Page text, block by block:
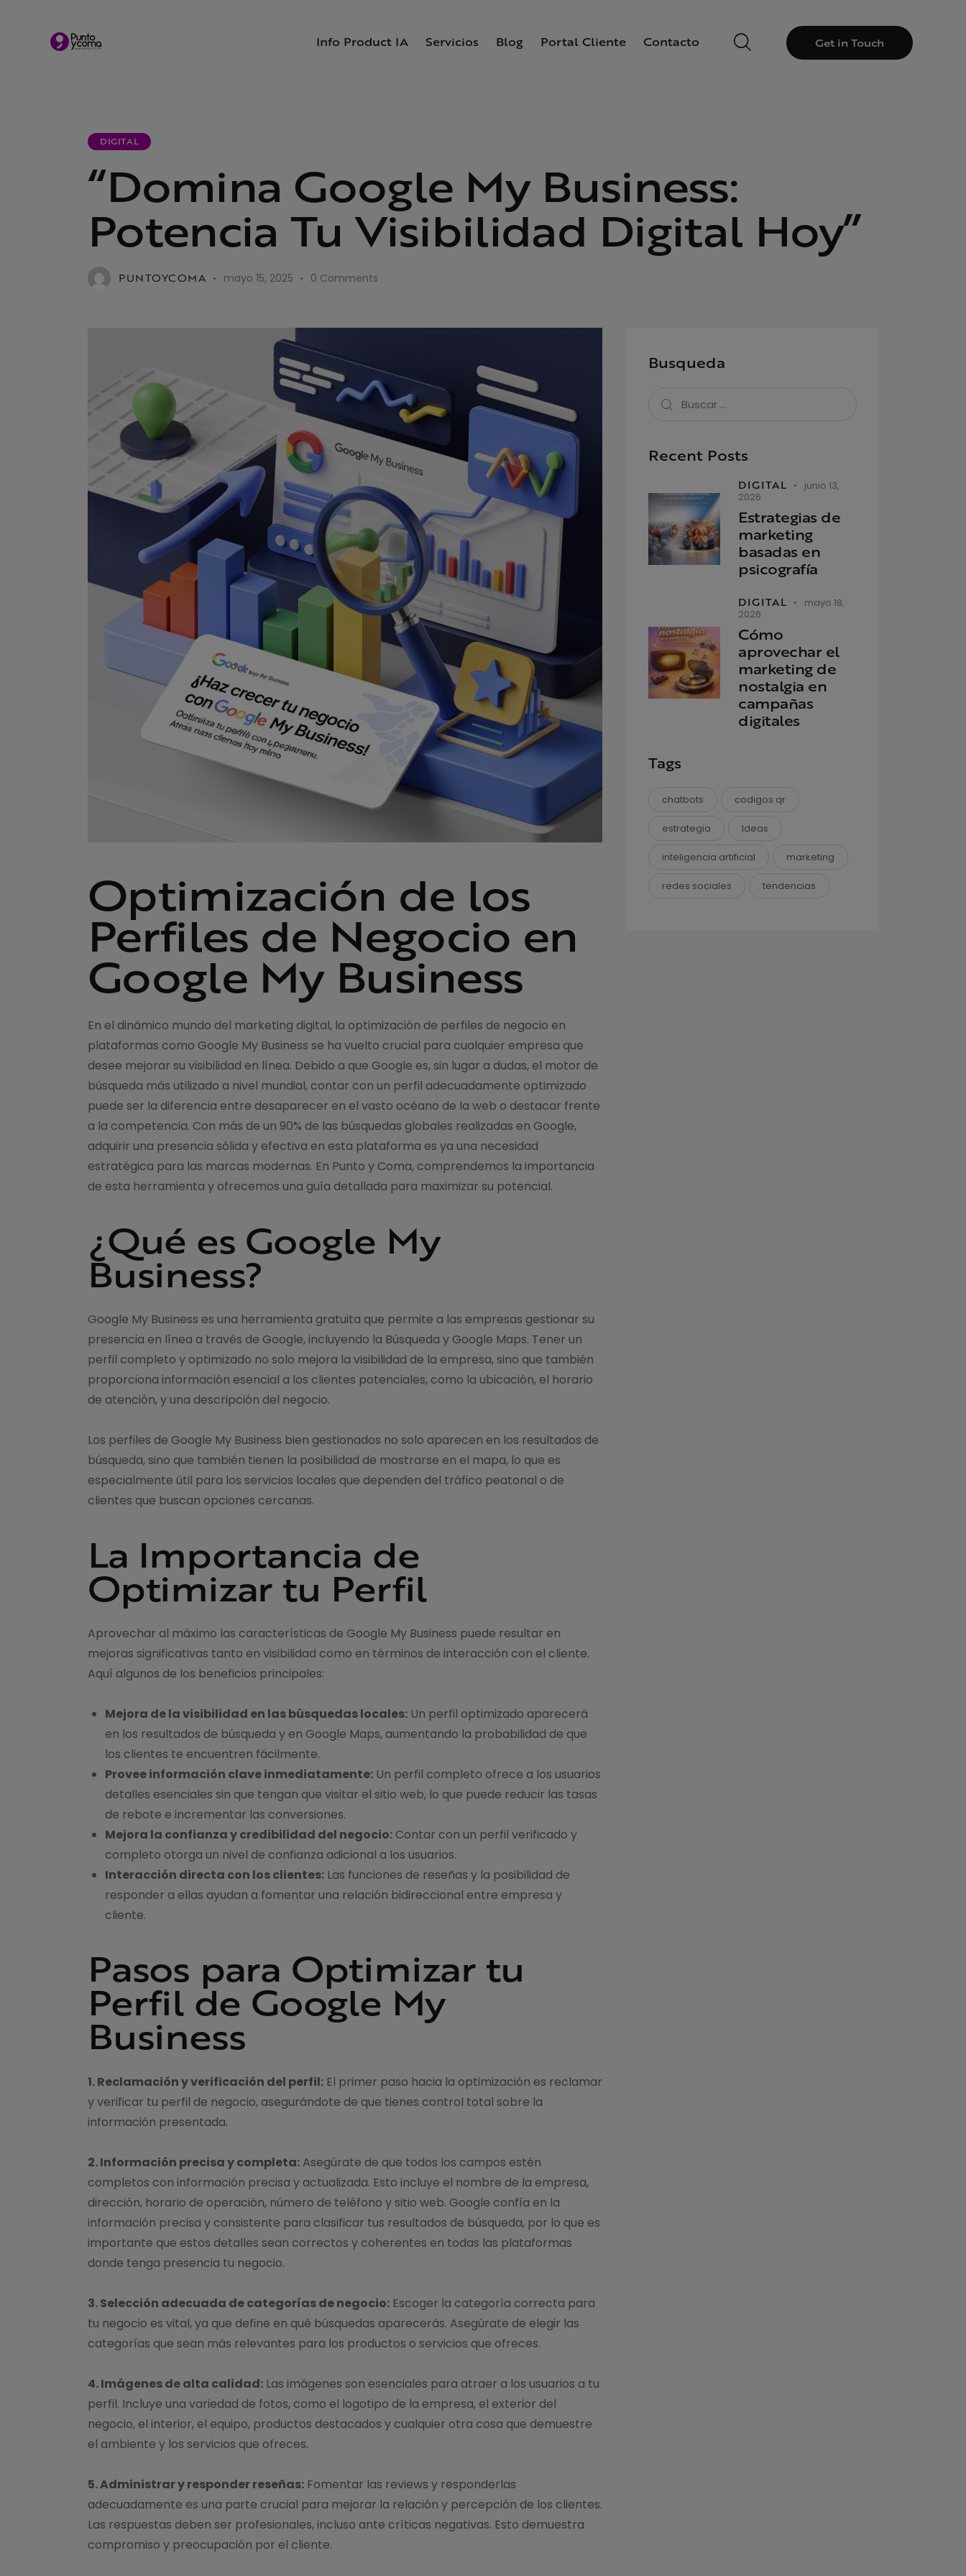
Info Product IA Servicios Blog Portal Cliente Contacto Get in Touch
DIGITAL
“Domina Google My Business:
Potencia Tu Visibilidad Digital Hoy”
PUNTOYCOMA mayo 15, 2025 0 Comments
Optimización de los
Perfiles de Negocio en
Google My Business
En el dinámico mundo del marketing digital, la optimización de perfiles de negocio en
plataformas como Google My Business se ha vuelto crucial para cualquier empresa que
desee mejorar su visibilidad en línea. Debido a que Google es, sin lugar a dudas, el motor de
búsqueda más utilizado a nivel mundial, contar con un perfil adecuadamente optimizado
puede ser la diferencia entre desaparecer en el vasto océano de la web o destacar frente
a la competencia. Con más de un 90% de las búsquedas globales realizadas en Google,
adquirir una presencia sólida y efectiva en esta plataforma es ya una necesidad
estratégica para las marcas modernas. En Punto y Coma, comprendemos la importancia
de esta herramienta y ofrecemos una guía detallada para maximizar su potencial.
¿Qué es Google My
Business?
Google My Business es una herramienta gratuita que permite a las empresas gestionar su
presencia en línea a través de Google, incluyendo la Búsqueda y Google Maps. Tener un
perfil completo y optimizado no solo mejora la visibilidad de la empresa, sino que también
proporciona información esencial a los clientes potenciales, como la ubicación, el horario
de atención, y una descripción del negocio.
Los perfiles de Google My Business bien gestionados no solo aparecen en los resultados de
búsqueda, sino que también tienen la posibilidad de mostrarse en el mapa, lo que es
especialmente útil para los servicios locales que dependen del tráfico peatonal o de
clientes que buscan opciones cercanas.
La Importancia de
Optimizar tu Perfil
Aprovechar al máximo las características de Google My Business puede resultar en
mejoras significativas tanto en visibilidad como en términos de interacción con el cliente.
Aquí algunos de los beneficios principales:
Mejora de la visibilidad en las búsquedas locales: Un perfil optimizado aparecerá
en los resultados de búsqueda y en Google Maps, aumentando la probabilidad de que
los clientes te encuentren fácilmente.
Provee información clave inmediatamente: Un perfil completo ofrece a los usuarios
detalles esenciales sin que tengan que visitar el sitio web, lo que puede reducir las tasas
de rebote e incrementar las conversiones.
Mejora la confianza y credibilidad del negocio: Contar con un perfil verificado y
completo otorga un nivel de confianza adicional a los usuarios.
Interacción directa con los clientes: Las funciones de reseñas y la posibilidad de
responder a ellas ayudan a fomentar una relación bidireccional entre empresa y
cliente.
Pasos para Optimizar tu
Perfil de Google My
Business
1. Reclamación y verificación del perfil: El primer paso hacia la optimización es reclamar
y verificar tu perfil de negocio, asegurándote de que tienes control total sobre la
información presentada.
2. Información precisa y completa: Asegúrate de que todos los campos estén
completos con información precisa y actualizada. Esto incluye el nombre de la empresa,
dirección, horario de operación, número de teléfono y sitio web. Google confía en la
información precisa y consistente para clasificar tus resultados de búsqueda, por lo que es
importante que estos detalles sean correctos y coherentes en todas las plataformas
donde tenga presencia tu negocio.
3. Selección adecuada de categorías de negocio: Escoger la categoría correcta para
tu negocio es vital, ya que define en qué búsquedas aparecerás. Asegúrate de elegir las
categorías que sean más relevantes para los productos o servicios que ofreces.
4. Imágenes de alta calidad: Las imágenes son esenciales para atraer a los usuarios a tu
perfil. Incluye una variedad de fotos, como el logotipo de la empresa, el exterior del
negocio, el interior, el equipo, productos destacados y cualquier otra cosa que demuestre
el ambiente y los servicios que ofreces.
5. Administrar y responder reseñas: Fomentar las reviews y responderlas
adecuadamente es una parte crucial para mejorar la relación y percepción de los clientes.
Las respuestas deben ser profesionales, incluso ante críticas negativas. Esto demuestra
compromiso y preocupación por el cliente.
Busqueda
Recent Posts
DIGITAL
junio 13,
2026
Estrategias de
marketing
basadas en
psicografía
DIGITAL
mayo 18,
2026
Cómo
aprovechar el
marketing de
nostalgia en
campañas
digitales
Tags
chatbots codigos qr
estrategia Ideas
inteligencia artificial marketing
redes sociales tendencias